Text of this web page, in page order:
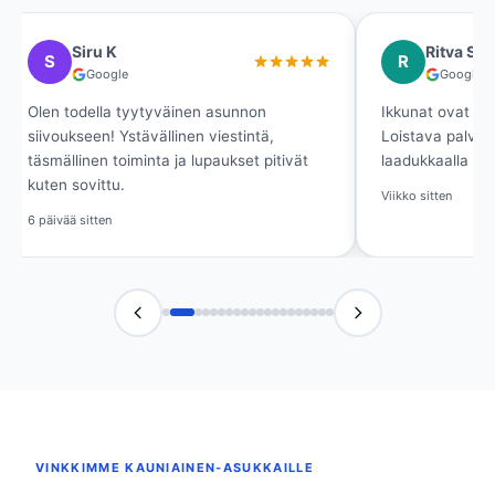
S Siru K
Google
Olen todella tyytyväinen asunnon
siivoukseen! Ystävällinen viestintä,
täsmällinen toiminta ja lupaukset pitivät
kuten sovittu.
6 päivää sitten
R Ritva
Google
Ikkunat ovat
Loistava
laadukkaalla
Viikko sitten
VINKKIMME KAUNIAINEN-ASUKKAILLE